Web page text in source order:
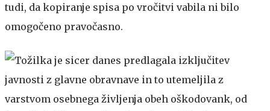
tudi, da kopiranje spisa po vročitvi vabila ni bilo
omogočeno pravočasno.